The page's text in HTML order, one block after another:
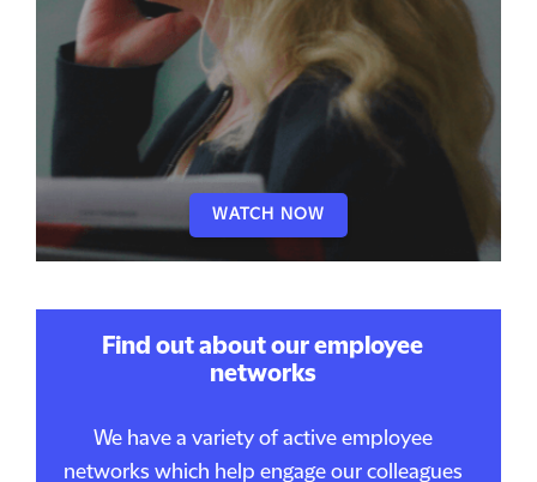
WATCH NOW
Find out about our employee
networks
We have a variety of active employee
networks which help engage our colleagues